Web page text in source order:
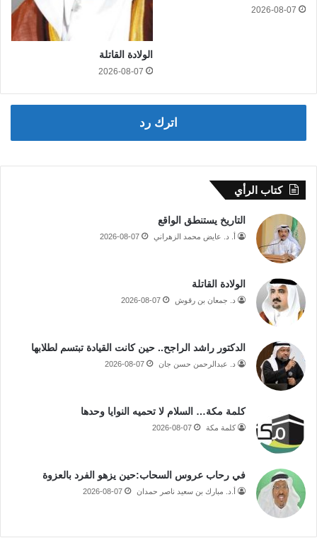
2026-08-07
الولادة القاتلة
2026-08-07
اترك رد
كتاب الرأي
التاريخ يستنطق الواقع
أ. د. عايض محمد الزهراني 2026-08-07
الولادة القاتلة
د. جمعان بن رقوش 2026-08-07
الدكتور راشد الراجح.. حين كانت القيادة تبتسم لطلابها
د. عبدالرحمن حسن جان 2026-08-07
كلمة مكة… السلام لا تحميه النوايا وحدها
كلمة مكة 2026-08-07
في رحاب عروس السحاب:حين يزهو الفرد بالعزوة
أ.د. مبارك بن سعيد ناصر حمدان 2026-08-07